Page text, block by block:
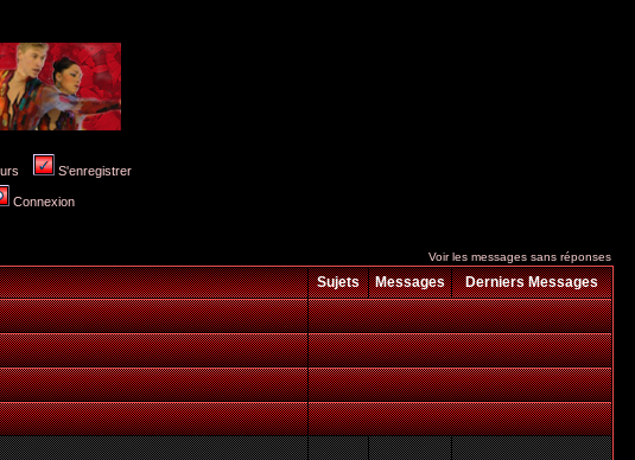
S'enregistrer
Connexion
Voir les messages sans réponses
Sujets Messages
Derniers Messages